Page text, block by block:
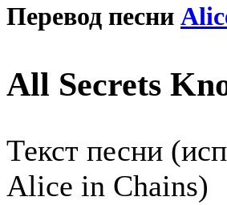
Перевод песни
All Secrets
Текст песни
Alice in Chains)